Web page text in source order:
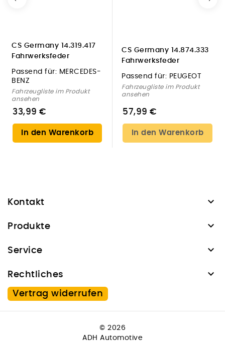
CS Germany 14.319.417
Fahrwerksfeder
Hinterachse für
MERCEDES-BENZ
Passend für: MERCEDES-
BENZ
Fahrzeugliste im Produkt
ansehen
33,99 €
In den Warenkorb
CS Germany 14.874.333
Fahrwerksfeder
Hinterachse für PEUGEOT
Passend für: PEUGEOT
Fahrzeugliste im Produkt
ansehen
57,99 €
In den Warenkorb
Kontakt 
Produkte 
Service 
Rechtliches 
Vertrag widerrufen
© 2026
ADH Automotive